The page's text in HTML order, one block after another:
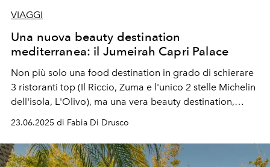
VIAGGI
Una nuova beauty destination
mediterranea: il Jumeirah Capri Palace
Non più solo una food destination in grado di schierare
3 ristoranti top (Il Riccio, Zuma e l'unico 2 stelle Michelin
dell'isola, L'Olivo), ma una vera beauty destination,
23.06.2025 di Fabia Di Drusco